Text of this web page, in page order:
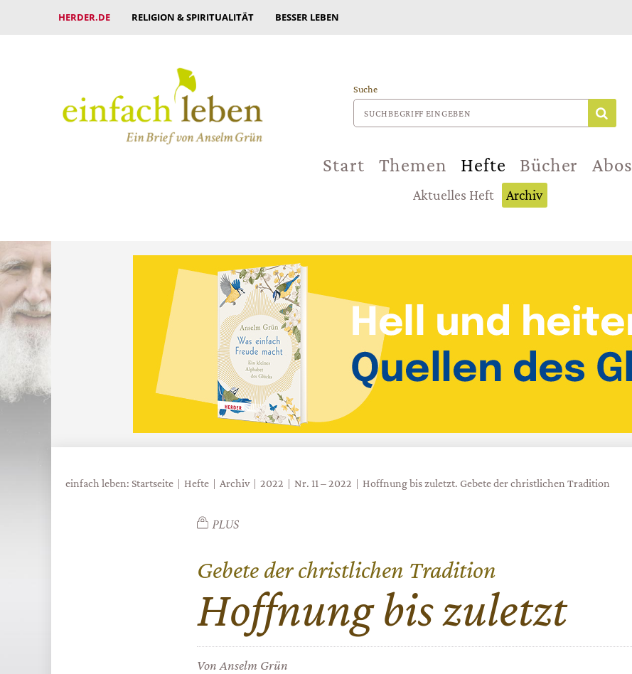
HERDER.DE RELIGION & SPIRITUALITÄT BESSER LEBEN
Suche
Start Themen Hefte Bücher Abos
Aktuelles Heft Archiv
einfach leben: Startseite Hefte Archiv 2022 Nr. 11 – 2022 Hoffnung bis zuletzt. Gebete der christlichen Tradition
Gebete der christlichen Tradition
:
Hoffnung bis zuletzt
VonAnselm Grün